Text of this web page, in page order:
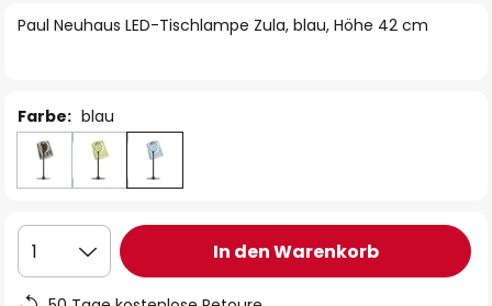
Paul Neuhaus LED-Tischlampe Zula, blau, Höhe 42 cm
Farbe: blau
1 In den Warenkorb